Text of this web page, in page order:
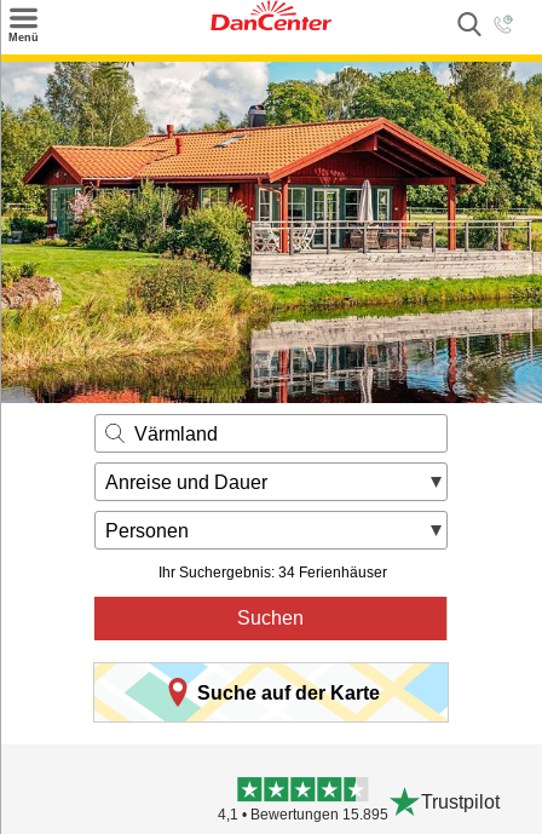
Menü
Suchen
Urlaubsziele
Weitere Urlaubsziele
Angebote
Inspiration
Kontakt
Gut zu wissen
Login
Värmland
Anreise und Dauer
Personen
Ihr Suchergebnis: 34 Ferienhäuser
Suchen
Suche auf der Karte
4,1 • Bewertungen 15.895
Trustpilot